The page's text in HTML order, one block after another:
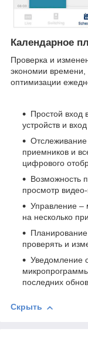
Календарное
Проверка и
экономии времени,
оптимизации
Простой вход
устройств и
приемников и
цифрового
Возможность
просмотр
Управление –
на несколько
проверять и
Уведомление
последних
Скрыть